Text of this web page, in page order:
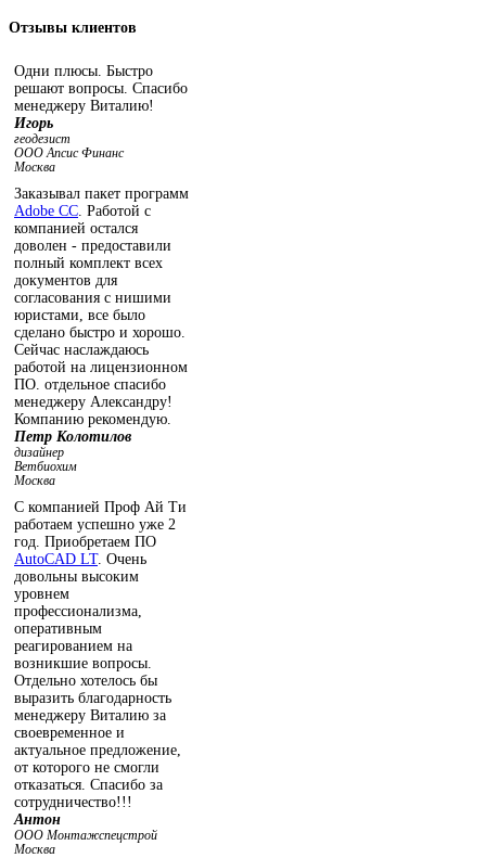
Отзывы клиентов
Одни плюсы. Быстро
решают вопросы. Спасибо
менеджеру Виталию!
Игорь
геодезист
ООО Апсис Финанс
Москва
Заказывал пакет программ
Adobe СС . Работой с
компанией остался
доволен - предоставили
полный комплект всех
документов для
согласования с нишими
юристами, все было
сделано быстро и хорошо.
Сейчас наслаждаюсь
работой на лицензионном
ПО. отдельное спасибо
менеджеру Александру!
Компанию рекомендую.
Петр Колотилов
дизайнер
Ветбиохим
Москва
С компанией Проф Ай Ти
работаем успешно уже 2
год. Приобретаем ПО
AutoCAD LT. Очень
довольны высоким
уровнем
профессионализма,
оперативным
реагированием на
возникшие вопросы.
Отдельно хотелось бы
выразить благодарность
менеджеру Виталию за
своевременное и
актуальное предложение,
от которого не смогли
отказаться. Спасибо за
сотрудничество!!!
Антон
ООО Монтажспецстрой
Москва